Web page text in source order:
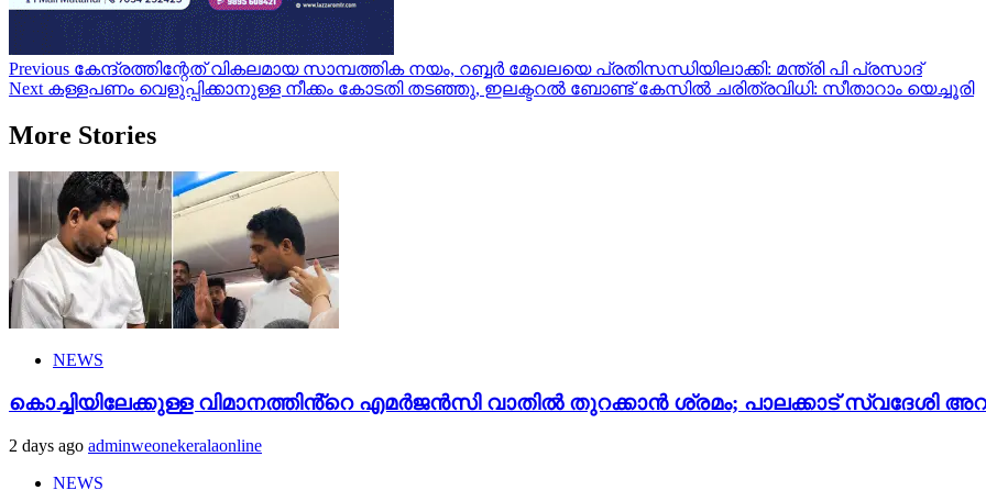
Post
navigation
Previous കേന്ദ്രത്തിന്റേത് വികലമായ സാമ്പത്തിക നയം, റബ്ബർ മേഖലയെ പ്രതിസന്ധിയിലാക്കി: മന്ത്രി പി പ്രസാദ്
Next കള്ളപണം വെളുപ്പിക്കാനുള്ള നീക്കം കോടതി തടഞ്ഞു, ഇലക്ടറൽ ബോണ്ട് കേസിൽ ചരിത്രവിധി: സീതാറാം യെച്ചൂരി
More Stories
NEWS
കൊച്ചിയിലേക്കുള്ള വിമാനത്തിൻ്റെ എമര്‍ജന്‍സി വാതില്‍ തുറക്കാന്‍ ശ്രമം; പാലക്കാട് സ്വദേശി
2 days ago adminweonekeralaonline
NEWS